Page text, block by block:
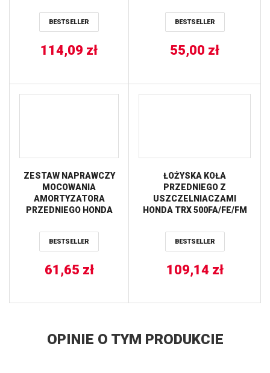
BESTSELLER
114,09 zł
BESTSELLER
55,00 zł
ZESTAW NAPRAWCZY
MOCOWANIA
AMORTYZATORA
PRZEDNIEGO HONDA
BALLS
BESTSELLER
61,65 zł
ŁOŻYSKA KOŁA
PRZEDNIEGO Z
USZCZELNIACZAMI
HONDA TRX 500FA/FE/FM
’06-’17 (25-1572) PROX
BESTSELLER
109,14 zł
OPINIE O TYM PRODUKCIE